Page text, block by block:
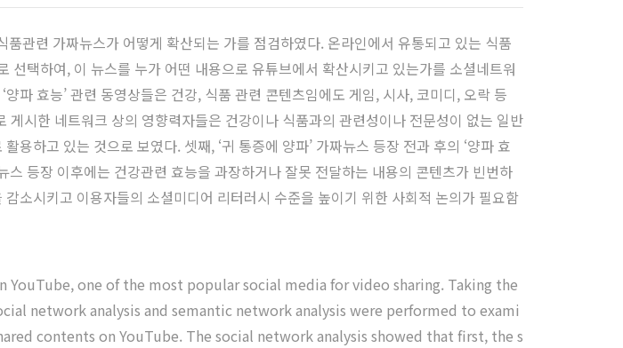
관련 가짜뉴스가 어떻게 확산되는 가를 점검하였다. 온라인에서 유통되고 있는 식품
선택하여, 이 뉴스를 누가 어떤 내용으로 유튜브에서 확산시키고 있는가를 소셜네트워
파 효능’ 관련 동영상들은 건강, 식품 관련 콘텐츠임에도 게임, 시사, 코미디, 오락 등
시한 네트워크 상의 영향력자들은 건강이나 식품과의 관련성이나 전문성이 없는 일반
하고 있는 것으로 보였다. 셋째, ‘귀 통증에 양파’ 가짜뉴스 등장 전과 후의 ‘양파 효
등장 이후에는 건강관련 효능을 과장하거나 잘못 전달하는 내용의 콘텐츠가 빈번하
소시키고 이용자들의 소셜미디어 리터러시 수준을 높이기 위한 사회적 논의가 필요함
one of the most popular social media for video sharing. Taking the
network analysis and semantic network analysis were performed to exami
contents on YouTube. The social network analysis showed that first, the s